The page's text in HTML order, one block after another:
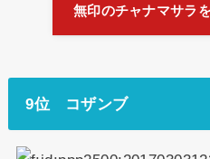
無印のチャナマサラ
9位 コザンブ